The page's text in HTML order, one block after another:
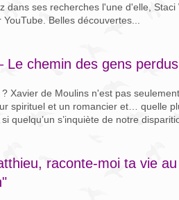
dans ses recherches l'une d'elle,
Belles découvertes...
Le chemin des gens perdus
Xavier de Moulins n'est pas
spirituel et un romancier et… quelle
quelqu’un s’inquiète de notre
raconte-moi ta vie